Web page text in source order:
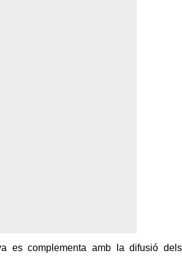
es complementa amb la difusió dels